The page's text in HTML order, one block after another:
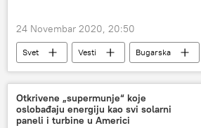
24 Novembar 2020, 20:50
Svet Vesti
Bugarska
članstvo u EU
Evropa
Otkrivene „supermunje“ koje
oslobađaju energiju kao svi solarni
paneli i turbine u Americi